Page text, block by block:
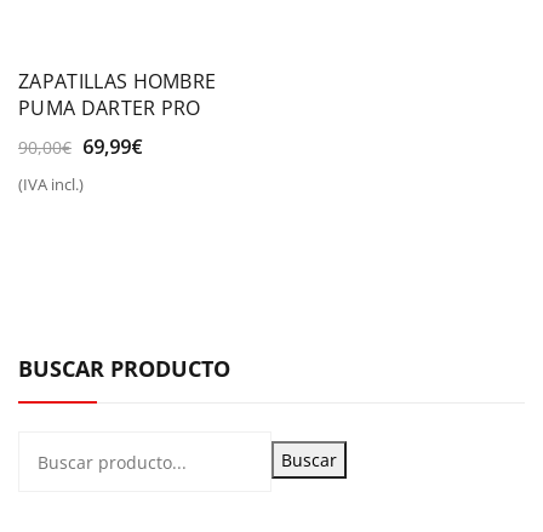
ZAPATILLAS HOMBRE
PUMA DARTER PRO
90,00€ El
original
69,99€El
(IVA incl.)
BUSCAR PRODUCTO
Buscar